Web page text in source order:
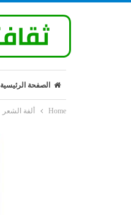
الصفحة الرئيسية
Home ألفة الشعر